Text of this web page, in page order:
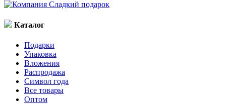
Каталог
Подарки
Упаковка
Вложения
Распродажа
Символ года
Все товары
Оптом